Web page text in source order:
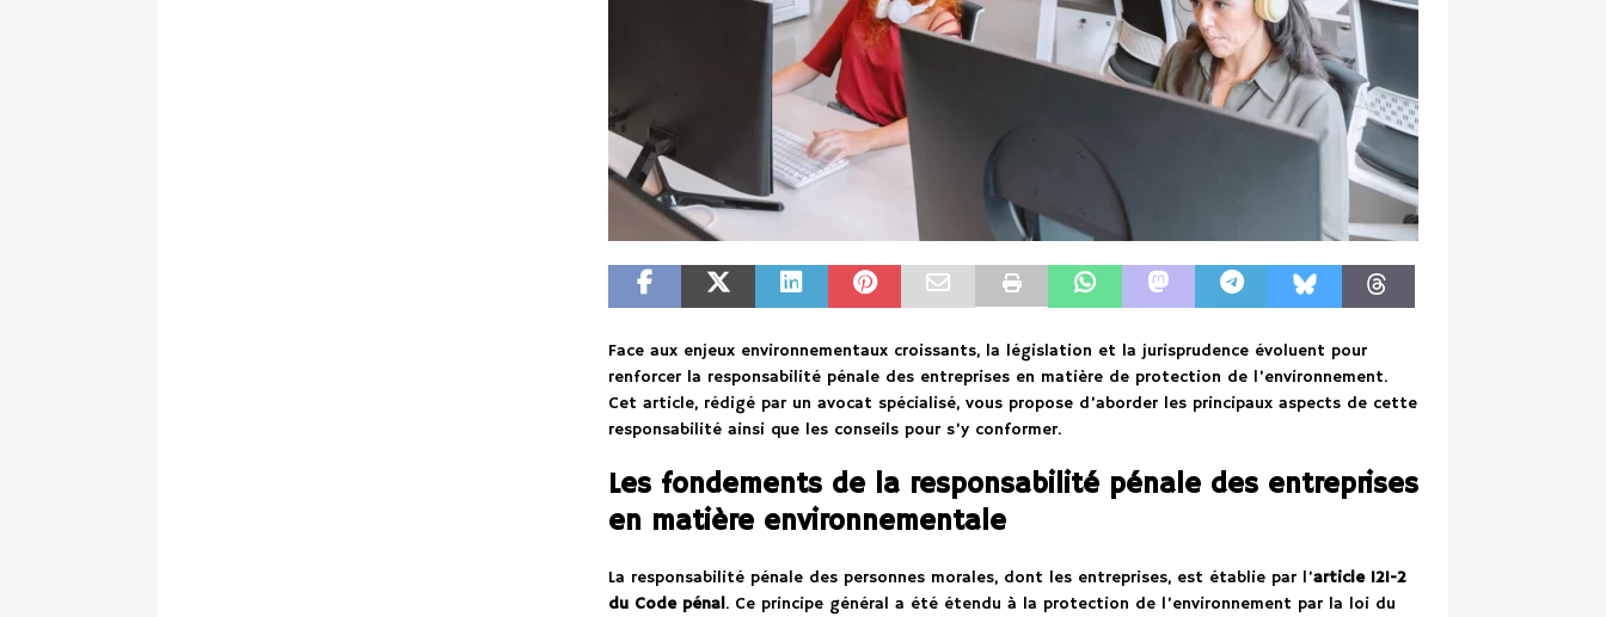
Face aux enjeux environnementaux croissants, la législation et la jurisprudence évoluent pour
renforcer la responsabilité pénale des entreprises en matière de protection de l’environnement.
Cet article, rédigé par un avocat spécialisé, vous propose d’aborder les principaux aspects de cette
responsabilité ainsi que les conseils pour s’y conformer.
Les fondements de la responsabilité pénale des entreprises
en matière environnementale
La responsabilité pénale des personnes morales, dont les entreprises, est établie par l’article 121-2
du Code pénal. Ce principe général a été étendu à la protection de l’environnement par la loi du